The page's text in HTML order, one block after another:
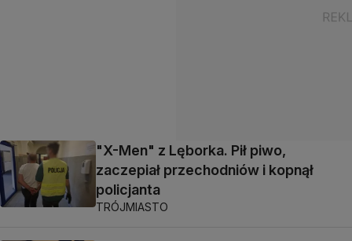
"X-Men" z Lęborka. Pił piwo,
zaczepiał przechodniów i kopnął
policjanta
TRÓJMIASTO